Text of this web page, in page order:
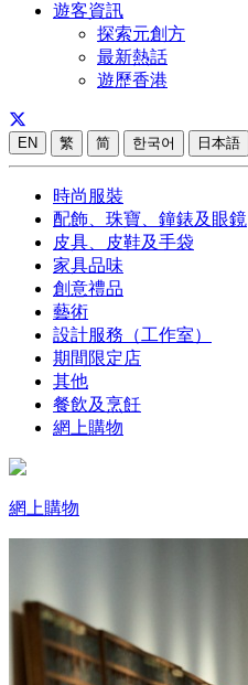
遊客資訊
探索元創方
最新熱話
遊歷香港
EN 繁 简 한국어 日本語
時尚服裝
配飾、珠寶、鐘錶及眼鏡
皮具、皮鞋及手袋
家具品味
創意禮品
藝術
設計服務（工作室）
期間限定店
其他
餐飲及烹飪
網上購物
網上購物